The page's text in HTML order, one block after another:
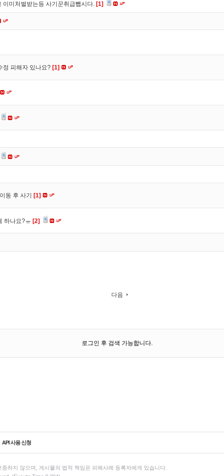
이미처벌받는등 사기꾼취급뺍시다. [1]
정 피해자 있나요? [1]
동 후 사기 [1]
하나요?ㅠ [2]
다음
로그인 후 검색 가능합니다.
API 사용 신청
하지 않으며, 게시물의 법적 책임은 피해사례 등록자에게 있습니다.